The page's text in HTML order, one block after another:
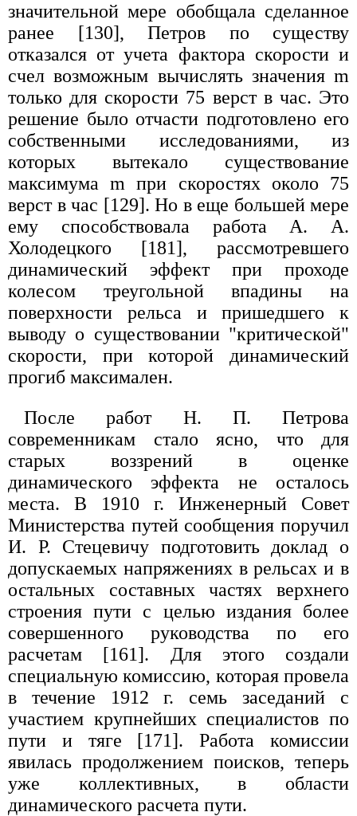
значительной мере обобщала сделанное
ранее [130], Петров по существу
отказался от учета фактора скорости и
счел возможным вычислять значения m
только для скорости 75 верст в час. Это
решение было отчасти подготовлено его
собственными исследованиями, из
которых вытекало существование
максимума m при скоростях около 75
верст в час [129]. Но в еще большей мере
ему способствовала работа А. А.
Холодецкого [181], рассмотревшего
динамический эффект при проходе
колесом треугольной впадины на
поверхности рельса и пришедшего к
выводу о существовании "критической"
скорости, при которой динамический
прогиб максимален.
После работ Н. П. Петрова
современникам стало ясно, что для
старых воззрений в оценке
динамического эффекта не осталось
места. В 1910 г. Инженерный Совет
Министерства путей сообщения поручил
И. Р. Стецевичу подготовить доклад о
допускаемых напряжениях в рельсах и в
остальных составных частях верхнего
строения пути с целью издания более
совершенного руководства по его
расчетам [161]. Для этого создали
специальную комиссию, которая провела
в течение 1912 г. семь заседаний с
участием крупнейших специалистов по
пути и тяге [171]. Работа комиссии
явилась продолжением поисков, теперь
уже коллективных, в области
динамического расчета пути.